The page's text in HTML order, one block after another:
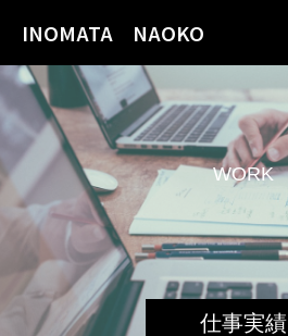
INOMATA NAOKO
仕事実績
WORK